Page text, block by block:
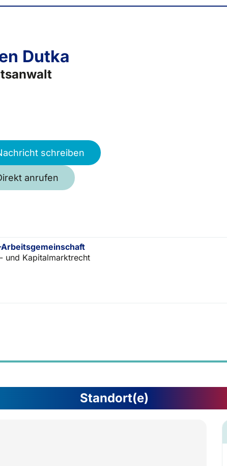
Dutka
schreiben
anrufen
Arbeitsgemeinschaft
und Kapitalmarktrecht
Standort(e)